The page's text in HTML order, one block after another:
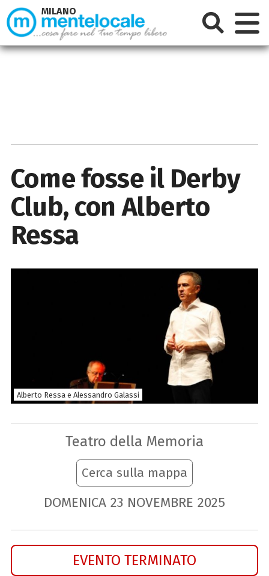
Come fosse il Derby
Club, con Alberto
Ressa
Alberto Ressa e Alessandro Galassi
Teatro della Memoria
Cerca sulla mappa
DOMENICA 23 NOVEMBRE 2025
EVENTO TERMINATO
MILANO